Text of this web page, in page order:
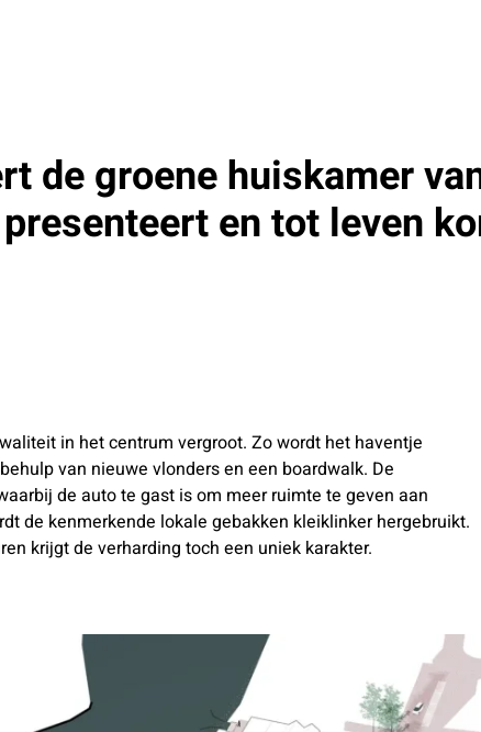
de groene huiskamer
en tot leven
in het centrum vergroot. Zo wordt het haventje
van nieuwe vlonders en een boardwalk. De
de auto te gast is om meer ruimte te geven aan
de kenmerkende lokale gebakken kleiklinker hergebruikt.
krijgt de verharding toch een uniek karakter.